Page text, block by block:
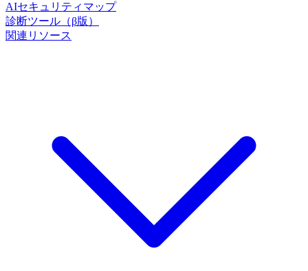
AIセキュリティマップ
診断ツール（β版）
関連リソース